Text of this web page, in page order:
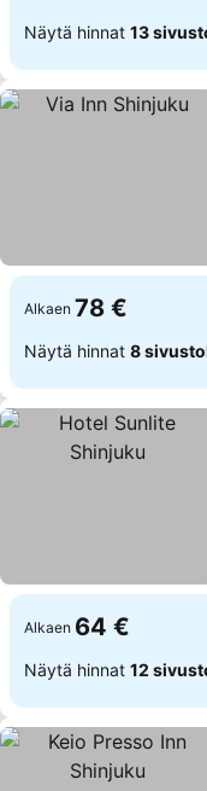
Näytä hinnat 13
Alkaen 78 €
Näytä hinnat 8
Alkaen 64 €
Näytä hinnat 12